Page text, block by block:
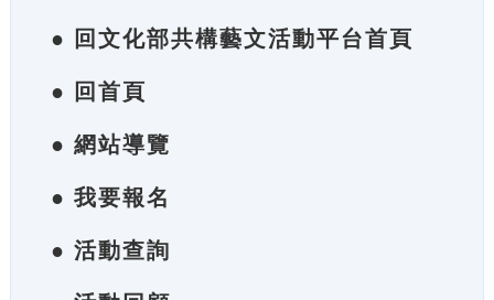
● 回文化部共構藝文活動平台首頁
● 回首頁
● 網站導覽
● 我要報名
● 活動查詢